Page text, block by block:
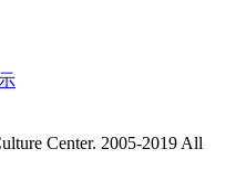
Center. 2005-2019 All